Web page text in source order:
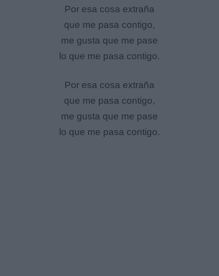
Por esa cosa extraña
que me pasa contigo,
me gusta que me pase
lo que me pasa contigo.
Por esa cosa extraña
que me pasa contigo,
me gusta que me pase
lo que me pasa contigo.